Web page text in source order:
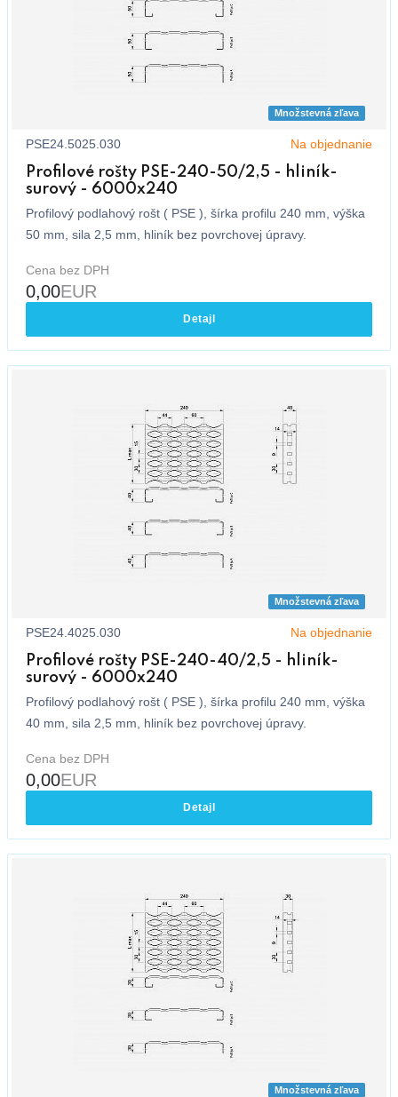
Množstevná zľava
PSE24.5025.030 Na objednanie
Profilové rošty PSE-240-50/2,5 - hliník-
surový - 6000x240
Profilový podlahový rošt ( PSE ), šírka profilu 240 mm, výška
50 mm, sila 2,5 mm, hliník bez povrchovej úpravy.
Cena bez DPH
0,00EUR
Detajl
Množstevná zľava
PSE24.4025.030 Na objednanie
Profilové rošty PSE-240-40/2,5 - hliník-
surový - 6000x240
Profilový podlahový rošt ( PSE ), šírka profilu 240 mm, výška
40 mm, sila 2,5 mm, hliník bez povrchovej úpravy.
Cena bez DPH
0,00EUR
Detajl
Množstevná zľava